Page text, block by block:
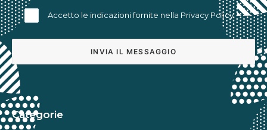
Accetto le indicazioni fornite nella Privacy Policy
Categorie